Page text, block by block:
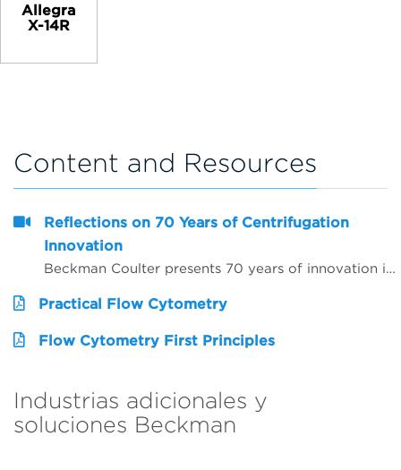
Allegra
X-14R
Content and Resources
Reflections on 70 Years of Centrifugation
Innovation
Beckman Coulter presents 70 years of innovation in centrifugation from the perspective of 4 customers from around the world. Hear from Dr. Matt Perugini in Melbourne, Australia, Dr. Yuji Kobayashi in Osaka, Japan, Pert Kalmikov in Moscow, Russia, and&nbsp;Dr. Ashutosh Kumar in Mumbai, India.&nbsp;
Practical Flow Cytometry
Flow Cytometry First Principles
Industrias adicionales y
soluciones Beckman